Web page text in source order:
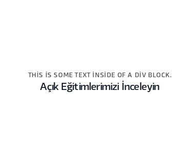
THIS IS SOME TEXT INSIDE OF A DIV BLOCK.
Açık Eğitimlerimizi İnceleyin